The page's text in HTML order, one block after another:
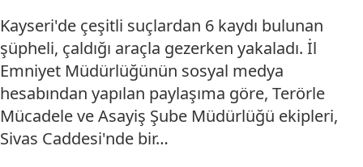
Kayseri'de çeşitli suçlardan 6 kaydı bulunan
şüpheli, çaldığı araçla gezerken yakaladı. İl
Emniyet Müdürlüğünün sosyal medya
hesabından yapılan paylaşıma göre, Terörle
Mücadele ve Asayiş Şube Müdürlüğü ekipleri,
Sivas Caddesi'nde bir…